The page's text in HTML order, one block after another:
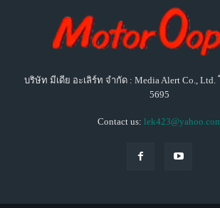
บริษัท มีเดีย อะเลิร์ท จำกัด : Media Alert Co.,
5695
Contact us: